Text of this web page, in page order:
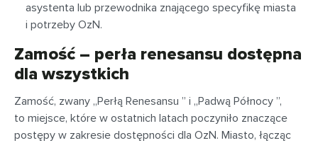
asystenta lub przewodnika znającego specyfikę miasta
i potrzeby OzN.
Zamość – perła renesansu dostępna
dla wszystkich
Zamość, zwany „Perłą Renesansu ” i „Padwą Północy ”,
to miejsce, które w ostatnich latach poczyniło znaczące
postępy w zakresie dostępności dla OzN. Miasto, łącząc